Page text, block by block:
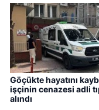
Göçükte hayatını
işçinin cenazesi adli
alındı